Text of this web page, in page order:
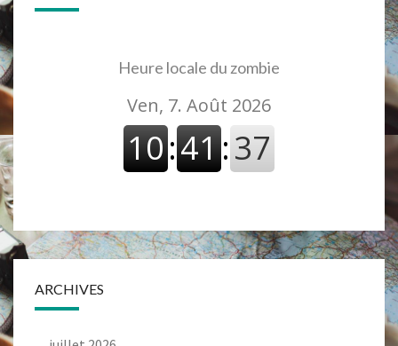
Heure locale du zombie
ARCHIVES